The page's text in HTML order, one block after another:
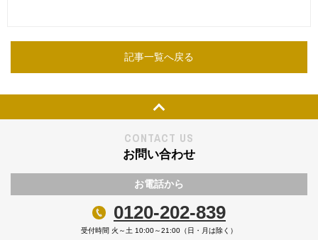
記事一覧へ戻る
CONTACT US
お問い合わせ
お電話から
0120-202-839
受付時間 火～土 10:00～21:00（日・月は除く）